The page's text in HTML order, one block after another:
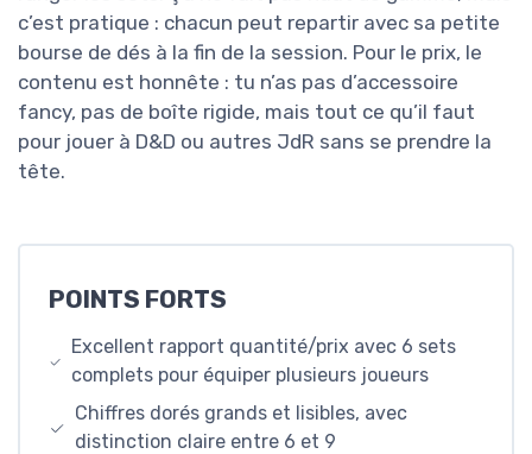
c’est pratique : chacun peut repartir avec sa petite
bourse de dés à la fin de la session. Pour le prix, le
contenu est honnête : tu n’as pas d’accessoire
fancy, pas de boîte rigide, mais tout ce qu’il faut
pour jouer à D&D ou autres JdR sans se prendre la
tête.
POINTS FORTS
Excellent rapport quantité/prix avec 6 sets
complets pour équiper plusieurs joueurs
Chiffres dorés grands et lisibles, avec
distinction claire entre 6 et 9